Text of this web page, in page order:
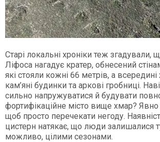
Старі локальні хроніки теж згадували,
Ліфоса нагадує кратер, обнесений
які стояли кожні 66 метрів, а всередині
кам’яні будинки та аркові гробниці.
сильно напружуватися й будувати
фортифікаційне місто вище хмар? Явно
щоб просто перечекати негоду.
цистерн натякає, що люди залишалися
можливо, цілими сезонами.